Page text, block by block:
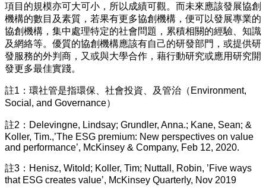
項目的規模亦可大可小，所以成績可觀。而未來應該發展協創
機構的數目及素質，若果有更多協創機構，便可以發展專業的
協創機構，集中處理特定的社會問題，累積相關的經驗、知識
及網絡等。優質的協創機構應該有自己的研發部門，或提供研
發服務的外判商，又或與大學合作，藉行動研究或應用研究開
發更多最佳實踐。
註1：環社管是指環保、社會投資、及管治（Environment,
Social, and Governance）
註2：Delevingne, Lindsay; Grundler, Anna.; Kane, Sean; &
Koller, Tim.,’The ESG premium: New perspectives on value
and performance’, McKinsey & Company, Feb 12, 2020.
註3：Henisz, Witold; Koller, Tim; Nuttall, Robin, ’Five ways
that ESG creates value’, McKinsey Quarterly, Nov 2019